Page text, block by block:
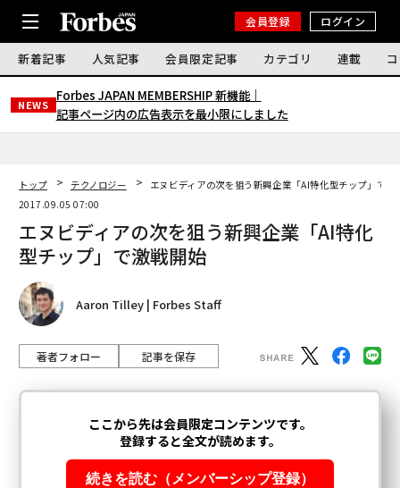
会員登録 ログイン
新着記事 人気記事 会員限定記事 カテゴリ 連載
NEWS
Forbes JAPAN MEMBERSHIP 新機能｜
記事ページ内の広告表示を最小限にしました
トップ テクノロジー
エヌビディアの次を狙う新興企業「AI特化型チップ」で激
2017.09.05 07:00
エヌビディアの次を狙う新興企業「AI特化
型チップ」で激戦開始
Aaron Tilley | Forbes Staff
著者フォロー 記事を保存